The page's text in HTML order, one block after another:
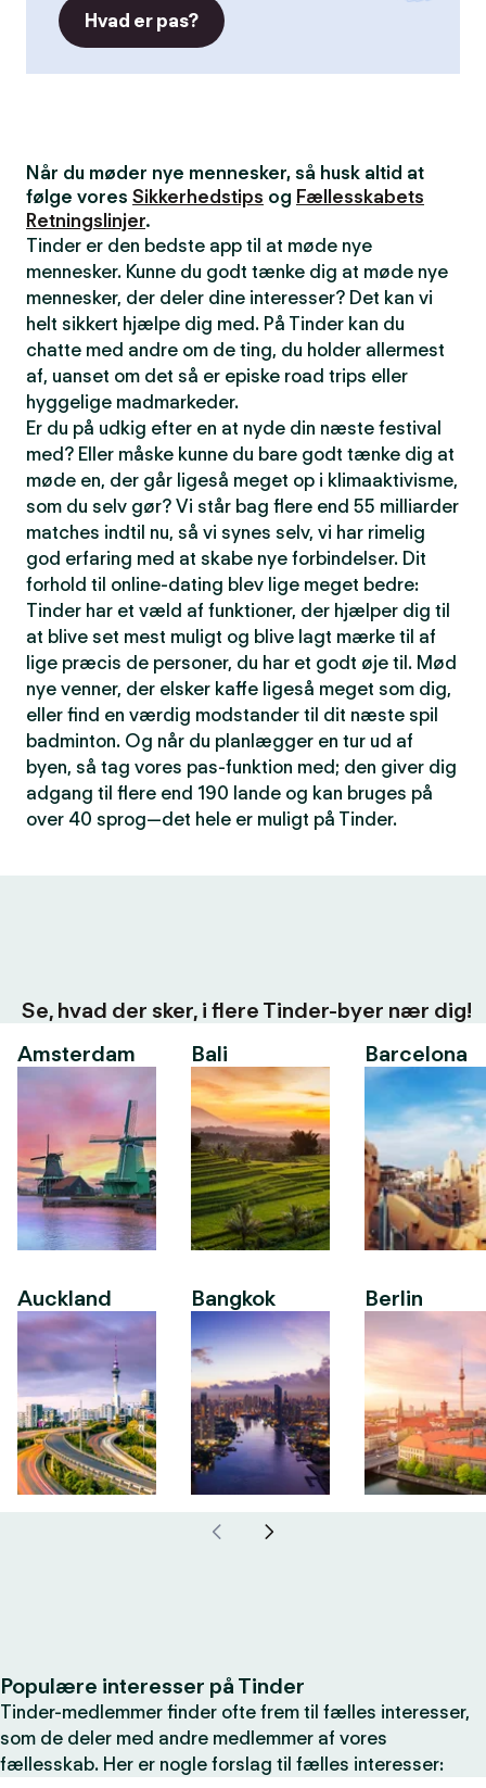
Hvad er pas?
Når du møder nye mennesker, så husk altid at
følge vores Sikkerhedstips og Fællesskabets
Retningslinjer.
Tinder er den bedste app til at møde nye
mennesker. Kunne du godt tænke dig at møde nye
mennesker, der deler dine interesser? Det kan vi
helt sikkert hjælpe dig med. På Tinder kan du
chatte med andre om de ting, du holder allermest
af, uanset om det så er episke road trips eller
hyggelige madmarkeder.
Er du på udkig efter en at nyde din næste festival
med? Eller måske kunne du bare godt tænke dig at
møde en, der går ligeså meget op i klimaaktivisme,
som du selv gør? Vi står bag flere end 55 milliarder
matches indtil nu, så vi synes selv, vi har rimelig
god erfaring med at skabe nye forbindelser. Dit
forhold til online-dating blev lige meget bedre:
Tinder har et væld af funktioner, der hjælper dig til
at blive set mest muligt og blive lagt mærke til af
lige præcis de personer, du har et godt øje til. Mød
nye venner, der elsker kaffe ligeså meget som dig,
eller find en værdig modstander til dit næste spil
badminton. Og når du planlægger en tur ud af
byen, så tag vores pas-funktion med; den giver dig
adgang til flere end 190 lande og kan bruges på
over 40 sprog—det hele er muligt på Tinder.
Se, hvad der sker, i flere Tinder-byer nær dig!
Amsterdam
Auckland
Bali
Bangkok
Barcelona
Berlin
Populære interesser på Tinder
Tinder-medlemmer finder ofte frem til fælles interesser,
som de deler med andre medlemmer af vores
fællesskab. Her er nogle forslag til fælles interesser: